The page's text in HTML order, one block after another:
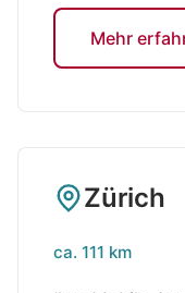
Mehr
Zürich
ca. 111 km